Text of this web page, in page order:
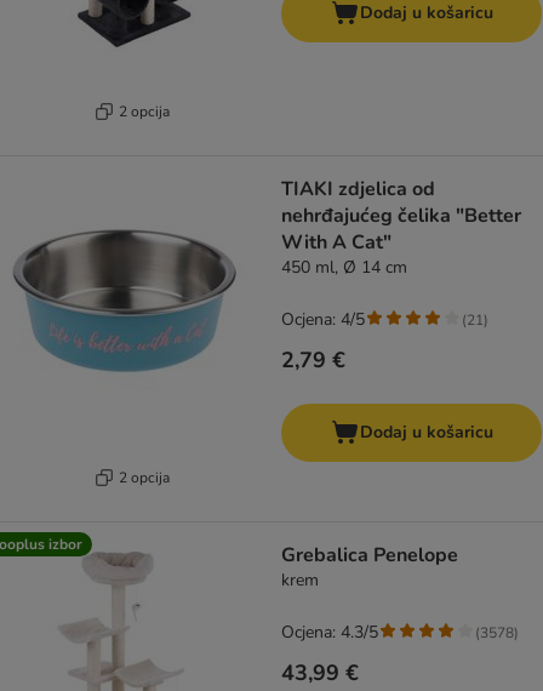
2 opcija
Dodaj u košaricu
2 opcija
TIAKI zdjelica od
nehrđajućeg čelika "Better
With A Cat"
450 ml, Ø 14 cm
2,79 €
Ocjena: 4/5 (21)
Dodaj u košaricu
izbor Grebalica Penelope
krem
43,99 €
Ocjena: 4.3/5 (3578)